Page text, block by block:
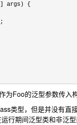
args) {
为Foo的泛型参数传
类型，但是并没有
行期间泛型类和非泛